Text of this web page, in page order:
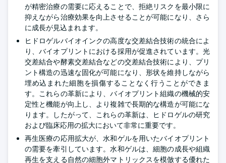
が精密治療の需要に応えることで、拒絶リスクを最小限に
抑えながら治療効果を向上させることが可能になり、さら
に成長が見込まれます。
ヒドロゲルバイオインクの高度な交差結合技術の統合によ
り、バイオプリントにおける採用が促進されています。光
交差結合や酵素交差結合などの交差結合技術により、プリ
ント構造の迅速な固化が可能になり、形状を維持しながら
埋め込まれた細胞を損傷することなく行うことができま
す。これらの革新により、バイオプリント組織の機械的安
定性と機能が向上し、より複雑で長期的な構造が可能にな
ります。したがって、これらの革新は、ヒドロゲルの研究
および臨床応用の拡大において非常に重要です。
再生医療の応用拡大が、水和ゲルを用いたバイオプリント
の需要を牽引しています。水和ゲルは、細胞の成長や組織
再生を支える自然の細胞外マトリックスを模倣する優れた